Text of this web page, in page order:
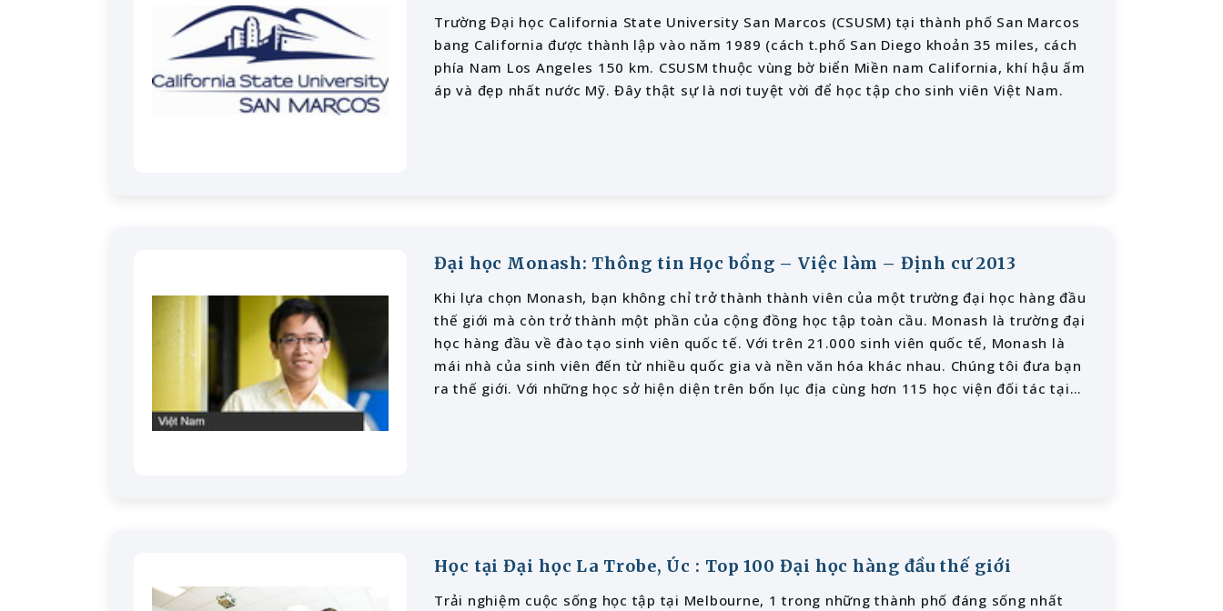
Trường Đại học California State University San Marcos (CSUSM) tại thành phố San Marcos
bang California được thành lập vào năm 1989 (cách t.phố San Diego khoản 35 miles, cách
phía Nam Los Angeles 150 km. CSUSM thuộc vùng bờ biển Miền nam California, khí hậu ấm
áp và đẹp nhất nước Mỹ. Đây thật sự là nơi tuyệt vời để học tập cho sinh viên Việt Nam.
Đại học Monash: Thông tin Học bổng – Việc làm – Định cư 2013
Khi lựa chọn Monash, bạn không chỉ trở thành thành viên của một trường đại học hàng đầu
thế giới mà còn trở thành một phần của cộng đồng học tập toàn cầu. Monash là trường đại
học hàng đầu về đào tạo sinh viên quốc tế. Với trên 21.000 sinh viên quốc tế, Monash là
mái nhà của sinh viên đến từ nhiều quốc gia và nền văn hóa khác nhau. Chúng tôi đưa bạn
ra thế giới. Với những học sở hiện diện trên bốn lục địa cùng hơn 115 học viện đối tác tại
Học tại Đại học La Trobe, Úc : Top 100 Đại học hàng đầu thế giới
Trải nghiệm cuộc sống học tập tại Melbourne, 1 trong những thành phố đáng sống nhất